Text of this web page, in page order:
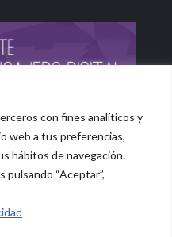
con fines analíticos y
web a tus preferencias,
hábitos de navegación.
pulsando “Aceptar”,
Rights Reserved